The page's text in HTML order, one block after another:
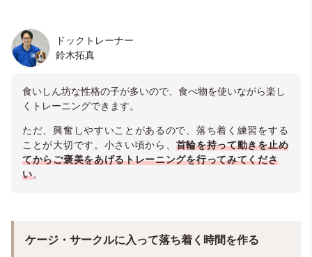
ドックトレーナー
鈴木拓真
食いしん坊な性格の子が多いので、 食べ物を使いながら楽し
くトレーニングできます。
ただ、興奮しやすいことがあるので、落ち着く練習をする
ことが大切です。小さい頃から、 首輪を持って動きを止め
てからご褒美をあげるトレーニングを行ってみてくださ
い。
ケージ・サークルに入って落ち着く時間を作る